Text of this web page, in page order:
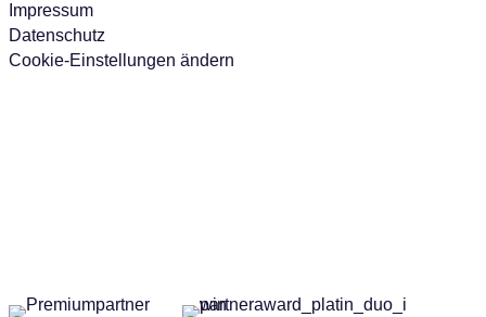
Impressum
Datenschutz
Cookie-Einstellungen ändern